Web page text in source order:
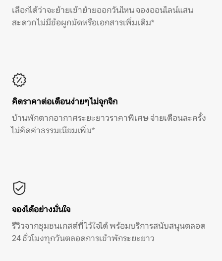
เลือกได้ว่าจะย้ายเข้าย้ายออกวันไหน จองออนไลน์แสน
สะดวก ไม่มีข้อผูกมัดหรือเอกสารเพิ่มเติม*
คิดราคาต่อเดือนง่ายๆ ไม่จุกจิก
บ้านพักตากอากาศระยะยาวราคาพิเศษ จ่ายเดือนละครั้ง
ไม่คิดค่าธรรมเนียมเพิ่ม*
จองได้อย่างมั่นใจ
รีวิวจากชุมชนเกสต์ที่ไว้ใจได้ พร้อมบริการสนับสนุนตลอด
24 ชั่วโมงทุกวันตลอดการเข้าพักระยะยาว